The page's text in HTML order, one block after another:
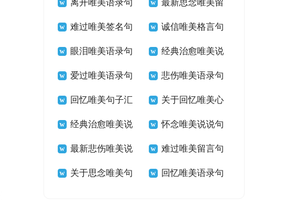
离开唯美语录句
子30句
最新思念唯美留
言句子大全（精选
50句）
难过唯美签名句
子大全100句
诚信唯美格言句
子30句
眼泪唯美语录句
子40句精选
经典治愈唯美说
说句子40句精选
爱过唯美语录句
子30句精选
悲伤唯美语录句
子30句
回忆唯美句子汇
总（通用80句）
关于回忆唯美心
语句子（精选30
句）
经典治愈唯美说
说句子汇总（精选
70句）
怀念唯美说说句
子80句精选
最新悲伤唯美说
说句子汇总（通用
难过唯美留言句
子大全（通用80
关于思念唯美句 回忆唯美语录句